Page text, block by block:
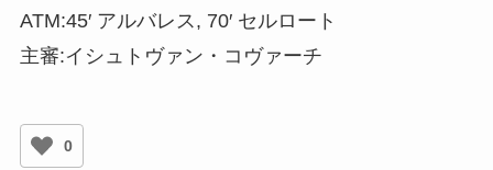
ATM:45′ アルバレス, 70′ セルロート
主審:イシュトヴァン・コヴァーチ
0